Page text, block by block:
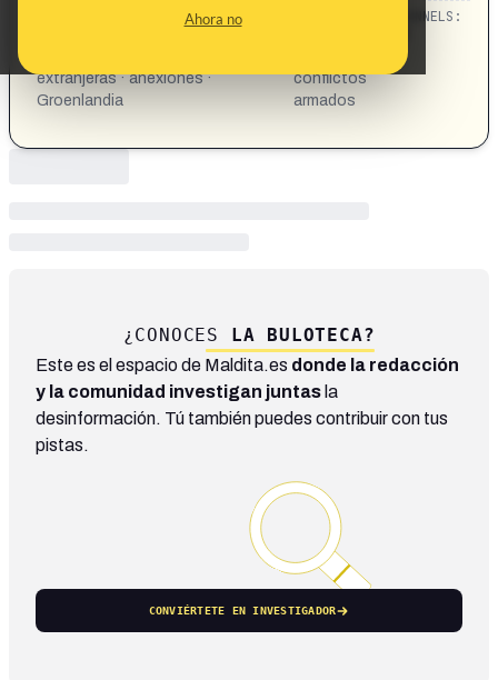
Ahora no
extranjeras · anexiones ·
Groenlandia
conflictos
armados
CHANNELS:
¿CONOCES LA BULOTECA?
Este es el espacio de Maldita.es donde la redacción
y la comunidad investigan juntas la
desinformación. Tú también puedes contribuir con tus
pistas.
CONVIÉRTETE EN INVESTIGADOR